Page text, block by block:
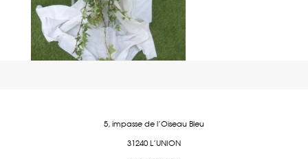
5, impasse de l'Oiseau Bleu
31240 L'UNION